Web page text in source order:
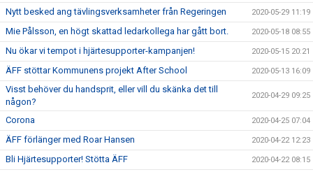
Nytt besked ang tävlingsverksamheter från Regeringen 2020-05-29 11:19
Mie Pålsson, en högt skattad ledarkollega har gått bort. 2020-05-18 08:55
Nu ökar vi tempot i hjärtesupporter-kampanjen! 2020-05-15 20:21
ÄFF stöttar Kommunens projekt After School 2020-05-13 16:09
Visst behöver du handsprit, eller vill du skänka det till
någon?
2020-04-29 09:25
Corona 2020-04-25 07:04
ÄFF förlänger med Roar Hansen 2020-04-22 12:23
Bli Hjärtesupporter! Stötta ÄFF 2020-04-22 08:15